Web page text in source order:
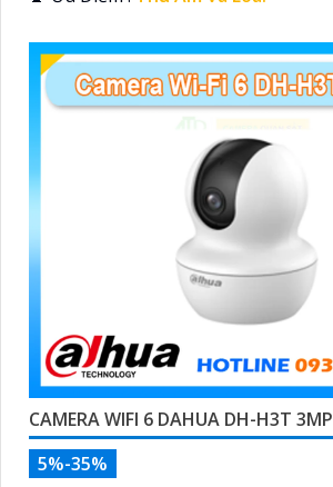
CAMERA WIFI 6 DAHUA DH-H3T 3MP
5%-35%